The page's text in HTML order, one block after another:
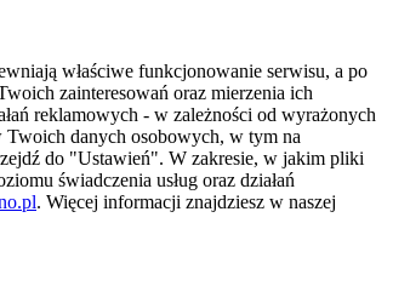
właściwe funkcjonowanie serwisu, a po
zainteresowań oraz mierzenia ich
reklamowych - w zależności od wyrażonych
danych osobowych, w tym na
do "Ustawień". W zakresie, w jakim pliki
świadczenia usług oraz działań
. Więcej informacji znajdziesz w naszej